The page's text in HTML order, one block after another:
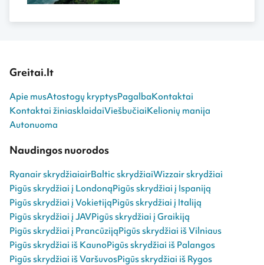
Greitai.lt
Apie musAtostogų kryptysPagalbaKontaktai
Kontaktai žiniasklaidaiViešbučiaiKelionių manija
Autonuoma
Naudingos nuorodos
Ryanair skrydžiaiairBaltic skrydžiaiWizzair skrydžiai
Pigūs skrydžiai į LondonąPigūs skrydžiai į Ispaniją
Pigūs skrydžiai į VokietijąPigūs skrydžiai į Italiją
Pigūs skrydžiai į JAVPigūs skrydžiai į Graikiją
Pigūs skrydžiai į PrancūzijąPigūs skrydžiai iš Vilniaus
Pigūs skrydžiai iš KaunoPigūs skrydžiai iš Palangos
Pigūs skrydžiai iš VaršuvosPigūs skrydžiai iš Rygos